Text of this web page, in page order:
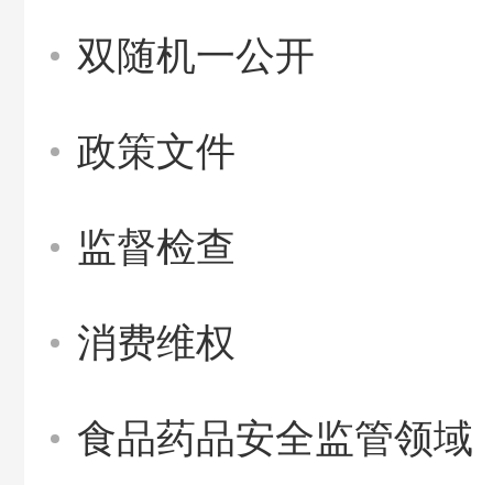
双随机一公开
政策文件
监督检查
消费维权
食品药品安全监管领域